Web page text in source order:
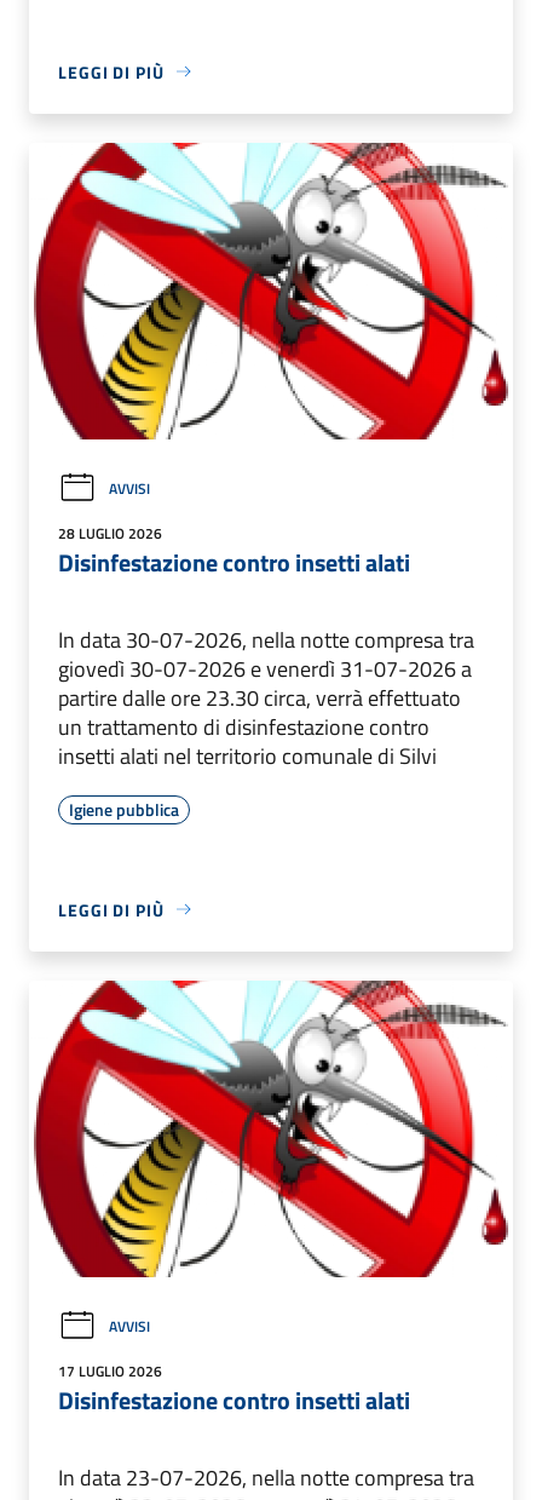
LEGGI DI PIÙ
AVVISI
28 LUGLIO 2026
Disinfestazione contro insetti alati
In data 30-07-2026, nella notte compresa tra
giovedì 30-07-2026 e venerdì 31-07-2026 a
partire dalle ore 23.30 circa, verrà effettuato
un trattamento di disinfestazione contro
insetti alati nel territorio comunale di Silvi
Igiene pubblica
LEGGI DI PIÙ
AVVISI
17 LUGLIO 2026
Disinfestazione contro insetti alati
In data 23-07-2026, nella notte compresa tra